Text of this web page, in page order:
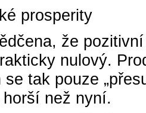
prosperity
že
nulový.
tak pouze
než nyní.